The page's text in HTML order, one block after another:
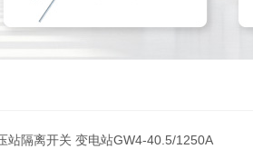
站隔离开关 变电站GW4-40.5/1250A